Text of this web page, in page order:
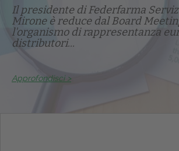
Il presidente di Federfarma
Mirone è reduce dal Board
l'organismo di rappresentanza
distributori...
Approfondisci >